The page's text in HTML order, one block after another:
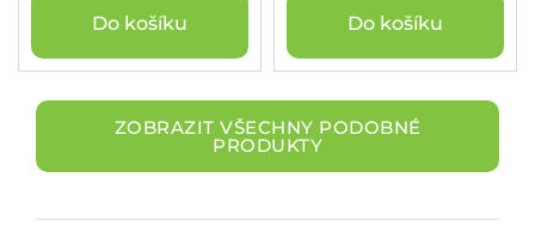
Do košíku Do košíku
ZOBRAZIT VŠECHNY PODOBNÉ
PRODUKTY